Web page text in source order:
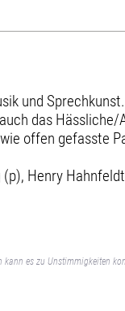
und
das
offen gefasste
Henry
es zu Unstimmigkeiten